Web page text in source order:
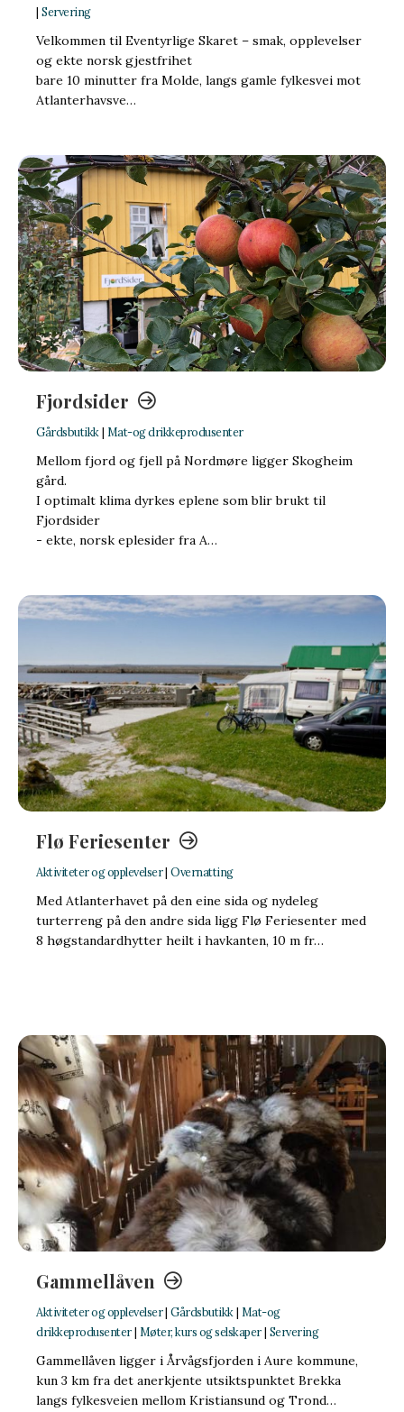
| Servering
Velkommen til Eventyrlige Skaret – smak, opplevelser
og ekte norsk gjestfrihet
bare 10 minutter fra Molde, langs gamle fylkesvei mot
Atlanterhavsve…
Fjordsider
Gårdsbutikk| Mat-og drikkeprodusenter
Mellom fjord og fjell på Nordmøre ligger Skogheim
gård.
I optimalt klima dyrkes eplene som blir brukt til
Fjordsider
​- ekte, norsk eplesider fra A…
Flø Feriesenter
Aktiviteter og opplevelser| Overnatting
Med Atlanterhavet på den eine sida og nydeleg
turterreng på den andre sida ligg Flø Feriesenter med
8 høgstandardhytter heilt i havkanten, 10 m fr…
Gammellåven
Aktiviteter og opplevelser| Gårdsbutikk| Mat-og
drikkeprodusenter| Møter, kurs og selskaper| Servering
Gammellåven ligger i Årvågsfjorden i Aure kommune,
kun 3 km fra det anerkjente utsiktspunktet Brekka
langs fylkesveien mellom Kristiansund og Trond…